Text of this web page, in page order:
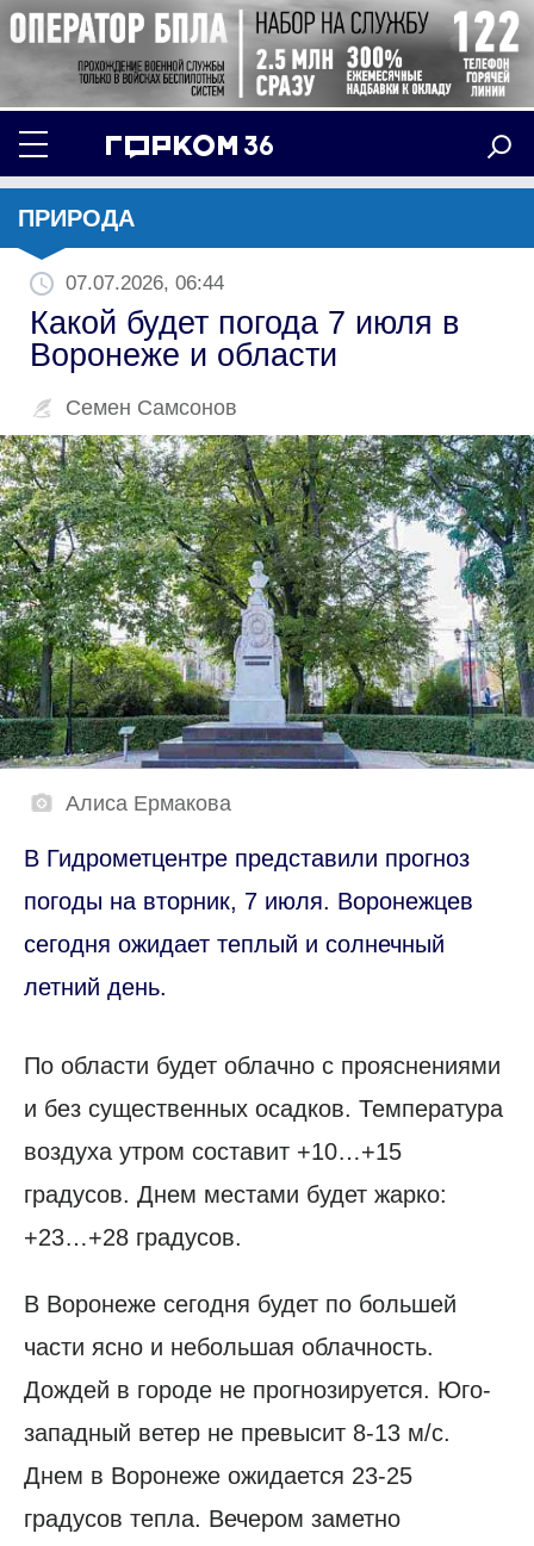
ПРИРОДА
07.07.2026, 06:44
Какой будет погода 7 июля в
Воронеже и области
Семен Самсонов
Алиса Ермакова
В Гидрометцентре представили прогноз
погоды на вторник, 7 июля. Воронежцев
сегодня ожидает теплый и солнечный
летний день.
По области будет облачно с прояснениями
и без существенных осадков. Температура
воздуха утром составит +10…+15
градусов. Днем местами будет жарко:
+23…+28 градусов.
В Воронеже сегодня будет по большей
части ясно и небольшая облачность.
Дождей в городе не прогнозируется. Юго-
западный ветер не превысит 8-13 м/с.
Днем в Воронеже ожидается 23-25
градусов тепла. Вечером заметно